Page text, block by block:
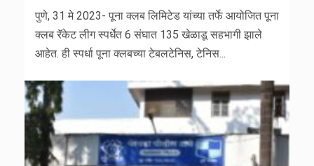
पुणे, 31 मे 2023- पूना क्लब लिमिटेड यांच्या तर्फे आयोजित पूना
क्लब रॅकेट लीग स्पर्धेत 6 संघात 135 खेळाडू सहभागी झाले
आहेत. ही स्पर्धा पूना क्लबच्या टेबलटेनिस, टेनिस...